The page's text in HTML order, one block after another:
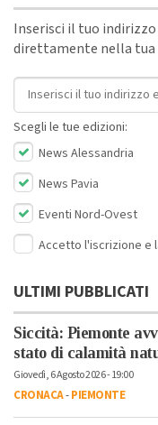
Inserisci il tuo
direttamente nella tua
Indirizzo email
Scegli le tue edizioni:
News Alessandria
News Pavia
Eventi Nord-Ovest
Accetto l'iscrizione e
ULTIMI PUBBLICATI
Siccità: Piemonte
stato di calamità
Giovedì, 6 Agosto 2026 - 19:00
CRONACA-PIEMONTE